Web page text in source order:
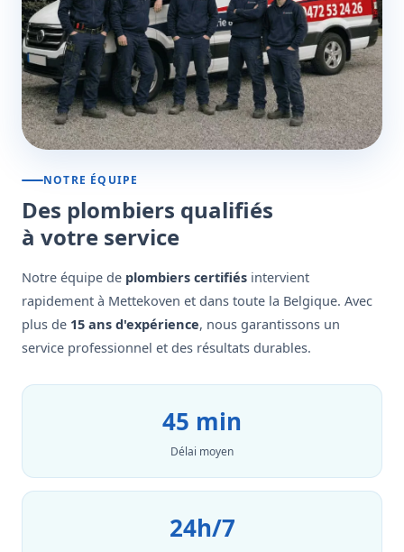
NOTRE ÉQUIPE
Des plombiers qualifiés
à votre service
Notre équipe de plombiers certifiés intervient
rapidement à Mettekoven et dans toute la Belgique. Avec
plus de 15 ans d'expérience, nous garantissons un
service professionnel et des résultats durables.
45 min
Délai moyen
24h/7